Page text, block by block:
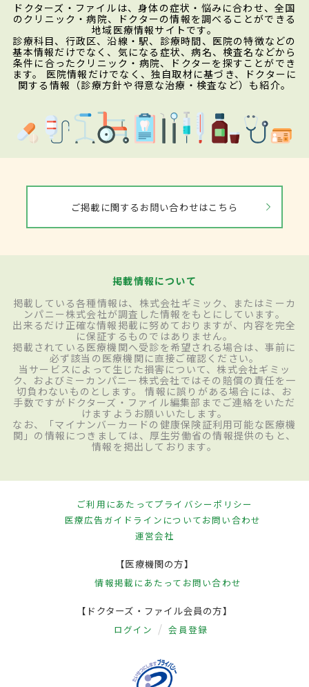
ドクターズ・ファイルは、身体の症状・悩みに合わせ、全国
のクリニック・病院、ドクターの情報を調べることができる
地域医療情報サイトです。
診療科目、行政区、沿線・駅、診療時間、医院の特徴などの
基本情報だけでなく、気になる症状、病名、検査名などから
条件に合ったクリニック・病院、ドクターを探すことができ
ます。 医院情報だけでなく、独自取材に基づき、ドクターに
関する情報（診療方針や得意な治療・検査など）も紹介。
ご掲載に関するお問い合わせはこちら
掲載情報について
掲載している各種情報は、株式会社ギミック、またはミーカ
ンパニー株式会社が調査した情報をもとにしています。
出来るだけ正確な情報掲載に努めておりますが、内容を完全
に保証するものではありません。
掲載されている医療機関へ受診を希望される場合は、事前に
必ず該当の医療機関に直接ご確認ください。
当サービスによって生じた損害について、株式会社ギミッ
ク、およびミーカンパニー株式会社ではその賠償の責任を一
切負わないものとします。 情報に誤りがある場合には、お
手数ですがドクターズ・ファイル編集部までご連絡をいただ
けますようお願いいたします。
なお、「マイナンバーカードの健康保険証利用可能な医療機
関」の情報につきましては、厚生労働省の情報提供のもと、
情報を掲出しております。
ご利用にあたってプライバシーポリシー
医療広告ガイドラインについてお問い合わせ
運営会社
【医療機関の方】
情報掲載にあたって お問い合わせ
【ドクターズ・ファイル会員の方】
ログイン 会員登録